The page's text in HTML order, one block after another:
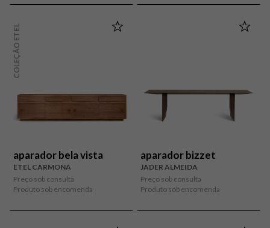
COLEÇÃO ETEL
aparador bela vista
ETEL CARMONA
Preço sob consulta
Produto sob encomenda
aparador bizzet
JADER ALMEIDA
Preço sob consulta
Produto sob encomenda